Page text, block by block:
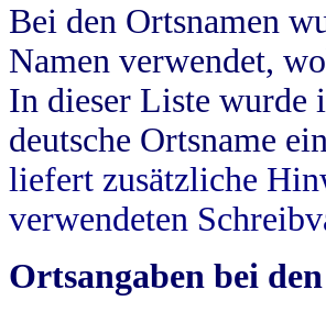
Bei den Ortsnamen
Namen verwendet,
In dieser Liste wurde
deutsche Ortsname
liefert zusätzliche
verwendeten
Ortsangaben bei